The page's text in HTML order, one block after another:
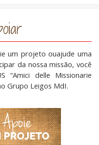
um projeto ouajude uma
da nossa missão, você
“Amici delle Missionarie
Grupo Leigos MdI.